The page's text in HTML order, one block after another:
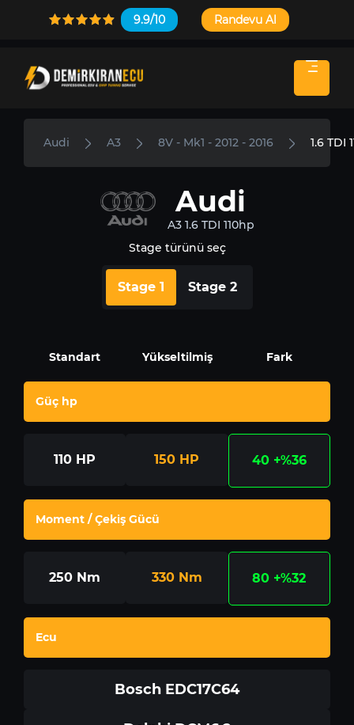
9.9/10 Randevu Al
Audi A3 8V - Mk1 - 2012 - 2016 1.6 TDI
Audi
A3 1.6 TDI 110hp
Stage türünü seç
Stage 1 Stage 2
Standart Yükseltilmiş Fark
Güç hp
110 HP 150 HP 40 +%36
Moment / Çekiş Gücü
250 Nm 330 Nm 80 +%32
Ecu
Bosch EDC17C64